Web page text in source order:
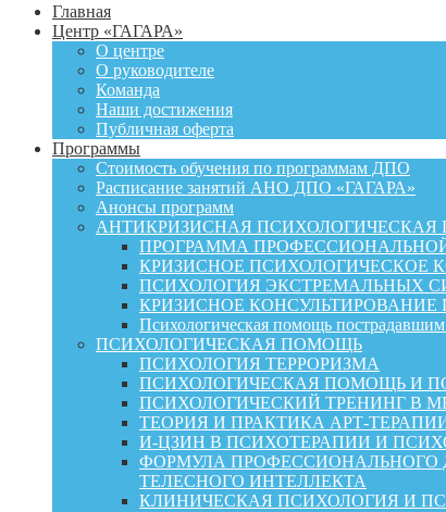
Главная
Центр «ГАГАРА»
О центре
О руководителе
Команда
Наши достижения
Публичная оферта
Программы
Стоимость обучения по программам ДПО
Расписание занятий АНО ДПО «ГАГАРА»
Анонсы программ
АНТИКРИЗИСНАЯ ПСИХОЛОГИЧЕСКАЯ
ПРОГРАММА
КРИЗИСНОЕ ПСИХОЛОГИЧЕСКОЕ
ПСИХОЛОГИЯ ЭКСТРЕМАЛЬНЫХ
КРИЗИСНОЕ
Психологическая помощь
ПСИХОЛОГИЧЕСКАЯ ПОМОЩЬ
ПСИХОЛОГИЯ ТЕРРОРИЗМА
ПСИХОЛОГИЧЕСКАЯ ПОМОЩЬ И
ПСИХОЛОГИЧЕСКИЙ ТРЕНИНГ В
ТЕОРИЯ И ПРАКТИКА АРТ-
И-ЦЗИН В ПСИХОТЕРАПИИ И
ФОРМУЛА ПРОФЕССИОНАЛЬНОГО
ТЕЛЕСНОГО ИНТЕЛЛЕКТА
КЛИНИЧЕСКАЯ ПСИХОЛОГИЯ И